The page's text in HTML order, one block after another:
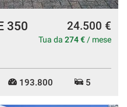
350 24.500 €
Tua da 274 € / mese
193.800 5